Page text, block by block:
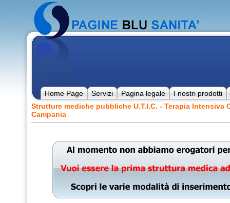
Home Page Servizi Pagina legale
I nostri prodotti
Strutture mediche pubbliche U.T.I.C. - Terapia Intensiva
Campania